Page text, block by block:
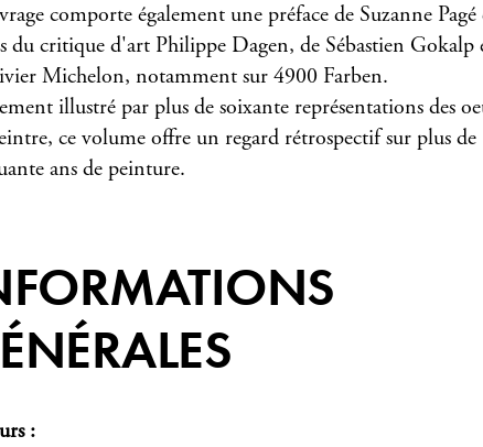
comporte également une préface de Suzanne Pagé
du critique d'art Philippe Dagen, de Sébastien Gokalp
Michelon, notamment sur 4900 Farben.
illustré par plus de soixante représentations des
ce volume offre un regard rétrospectif sur plus de
ans de peinture.